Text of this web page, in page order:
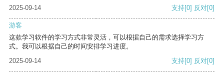
2025-09-14
支持[0] 反对[0]
游客
这款学习软件的学习方式非常灵活，可以根据自己的需求选择学习方
式。我可以根据自己的时间安排学习进度。
2025-09-14
支持[0] 反对[0]